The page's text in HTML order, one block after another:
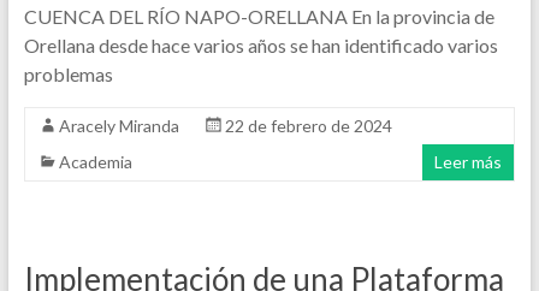
CUENCA DEL RÍO NAPO-ORELLANA En la provincia de
Orellana desde hace varios años se han identificado varios
problemas
Aracely Miranda
22 de febrero de 2024
Academia
Leer más
Implementación de una Plataforma